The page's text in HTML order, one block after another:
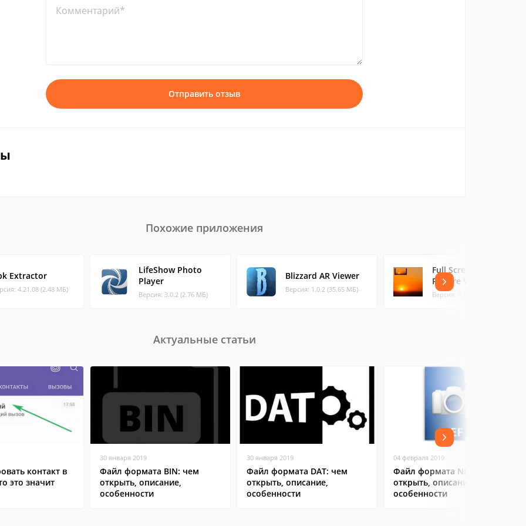
Комментарий*
Отправить отзыв
Похожие приложения
Extractor
4.21.08 (2.48 МБ)
LifeShow Photo
Player
Версия: 3.0.2 (2.76 МБ)
Blizzard AR Viewer
Версия: 1.0.2 (35.65 МБ)
Full Screen Pic
Picture Viewer
Версия: 8.2 (78.62 МБ)
Актуальные статьи
контакт в
это значит
30 января 2019
Файл формата BIN: чем
открыть, описание,
особенности
30 января 2019
Файл формата DAT: чем
открыть, описание,
особенности
04 февраля 2019
Файл формата NEF: чем
открыть, описание,
особенности